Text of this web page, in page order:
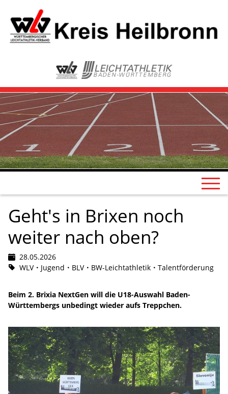
Geht's in Brixen noch
weiter nach oben?
28.05.2026
WLV
Jugend BLV BW-Leichtathletik Talentförderung
Beim 2. Brixia NextGen will die U18-Auswahl Baden-
Württembergs unbedingt wieder aufs Treppchen.